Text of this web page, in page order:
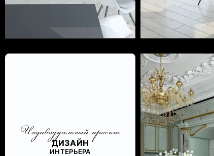
Индивидуальный проект
ДИЗАЙН
ИНТЕРЬЕРА